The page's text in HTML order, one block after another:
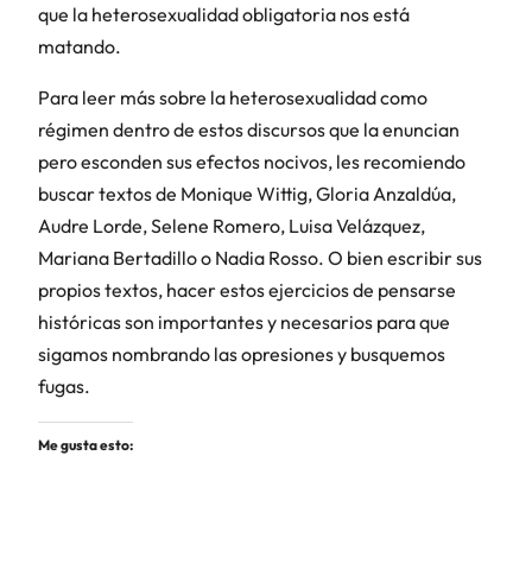
que la heterosexualidad obligatoria nos está
matando.
Para leer más sobre la heterosexualidad como
régimen dentro de estos discursos que la enuncian
pero esconden sus efectos nocivos, les recomiendo
buscar textos de Monique Wittig, Gloria Anzaldúa,
Audre Lorde, Selene Romero, Luisa Velázquez,
Mariana Bertadillo o Nadia Rosso. O bien escribir sus
propios textos, hacer estos ejercicios de pensarse
históricas son importantes y necesarios para que
sigamos nombrando las opresiones y busquemos
fugas.
Me gusta esto: